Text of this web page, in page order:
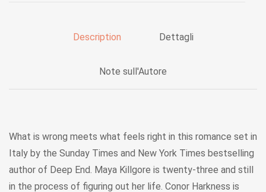
Description Dettagli
Note sull'Autore
What is wrong meets what feels right in this romance set in
Italy by the Sunday Times and New York Times bestselling
author of Deep End. Maya Killgore is twenty-three and still
in the process of figuring out her life. Conor Harkness is